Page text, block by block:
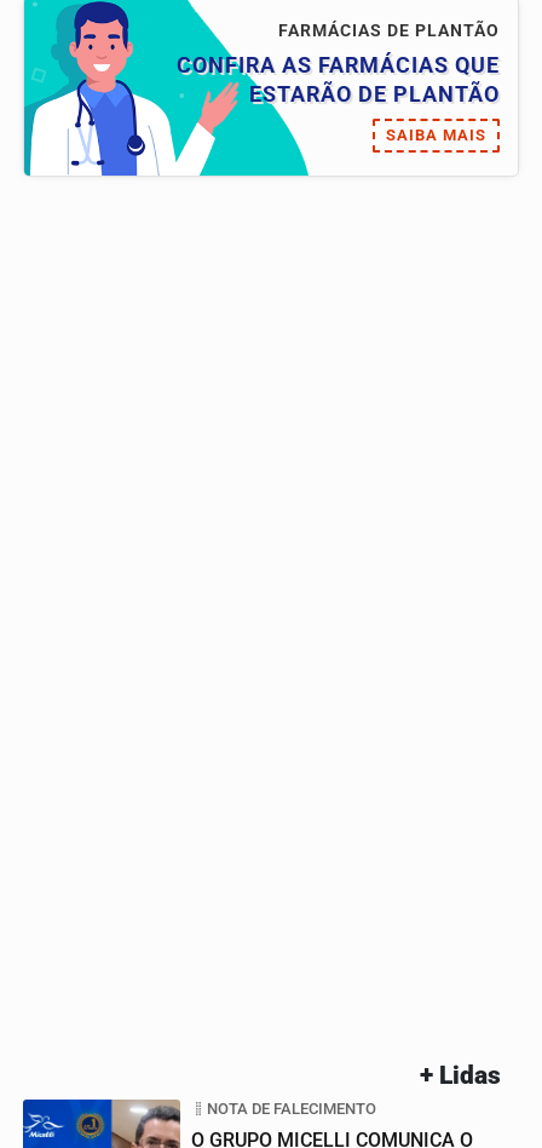
FARMÁCIAS DE PLANTÃO
CONFIRA AS FARMÁCIAS QUE
ESTARÃO DE PLANTÃO
SAIBA MAIS
+ Lidas
NOTA DE FALECIMENTO
O GRUPO MICELLI COMUNICA O